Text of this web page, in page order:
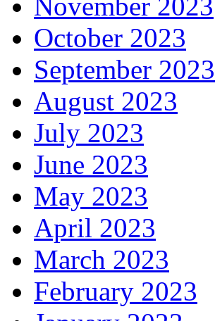
November 2023
October 2023
September 2023
August 2023
July 2023
June 2023
May 2023
April 2023
March 2023
February 2023